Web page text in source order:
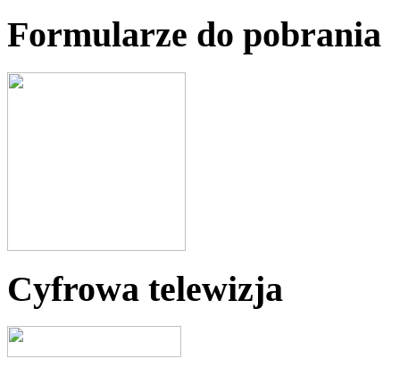
Formularze do pobrania
Cyfrowa telewizja